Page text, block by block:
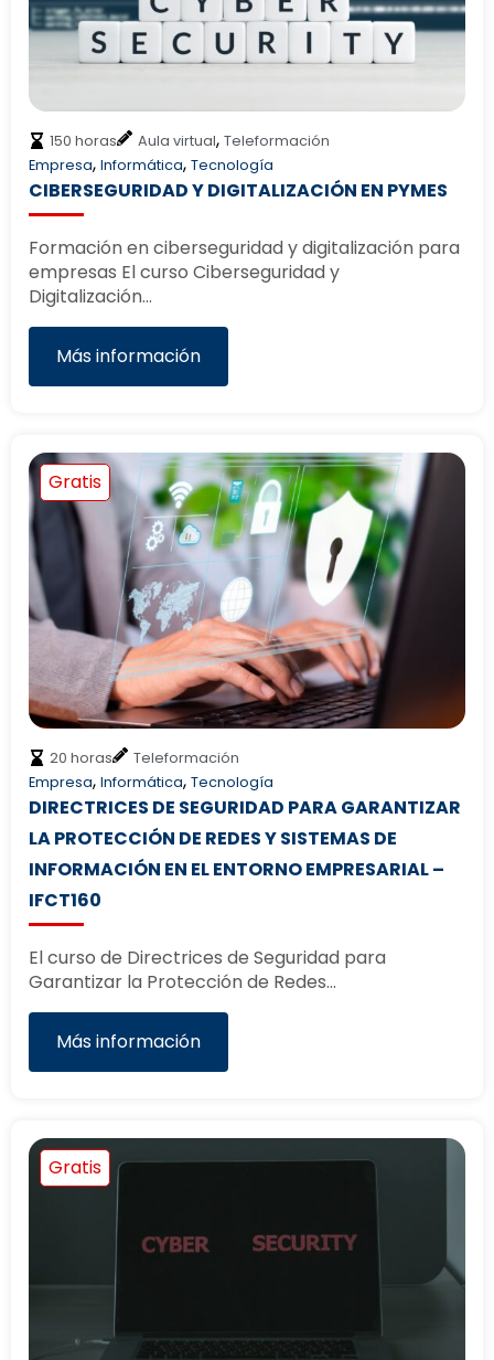
150 horas Aula virtual, Teleformación
Empresa, Informática, Tecnología
CIBERSEGURIDAD Y DIGITALIZACIÓN EN PYMES
Formación en ciberseguridad y digitalización para
empresas El curso Ciberseguridad y
Digitalización…
Más información
Gratis
20 horas
Teleformación
Empresa, Informática, Tecnología
DIRECTRICES DE SEGURIDAD PARA GARANTIZAR
LA PROTECCIÓN DE REDES Y SISTEMAS DE
INFORMACIÓN EN EL ENTORNO EMPRESARIAL –
IFCT160
El curso de Directrices de Seguridad para
Garantizar la Protección de Redes…
Más información
Gratis